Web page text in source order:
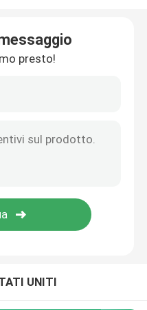
3D
presto!
UNITI